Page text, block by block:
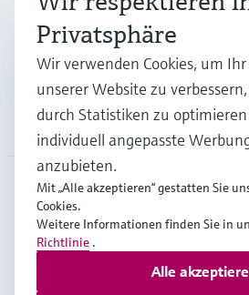
Support
Unternehmen
GLB
Copyright © Endress+Hauser Group
Privatsphäre
Wir verwenden Cookies, um
unserer Website zu
durch Statistiken zu
individuell angepasste
anzubieten.
Mit „Alle akzeptieren“ gestatten Sie
Cookies.
Weitere Informationen finden Sie in
Richtlinie .
Alle